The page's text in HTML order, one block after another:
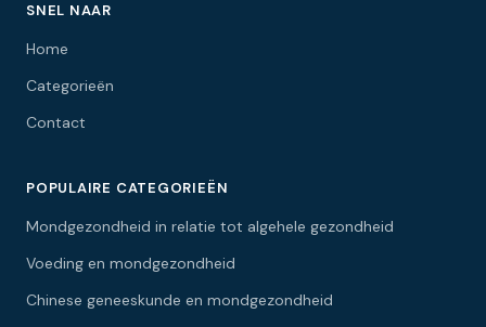
SNEL NAAR
Home
Categorieën
Contact
POPULAIRE CATEGORIEËN
Mondgezondheid in relatie tot algehele gezondheid
Voeding en mondgezondheid
Chinese geneeskunde en mondgezondheid